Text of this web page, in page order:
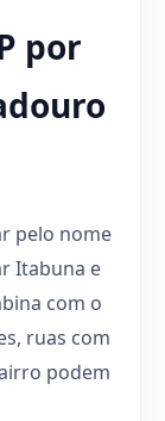
por
pelo nome
Itabuna e
com o
ruas com
podem